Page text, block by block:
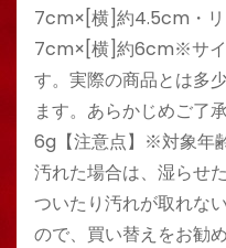
7cm×[横]約4.5cm・リ
7cm×[横]約6cm※サイ
す。実際の商品とは多
ます。あらかじめご了
6g【注意点】※対象年
汚れた場合は、湿らせ
ついたり汚れが取れな
ので、買い替えをお勧